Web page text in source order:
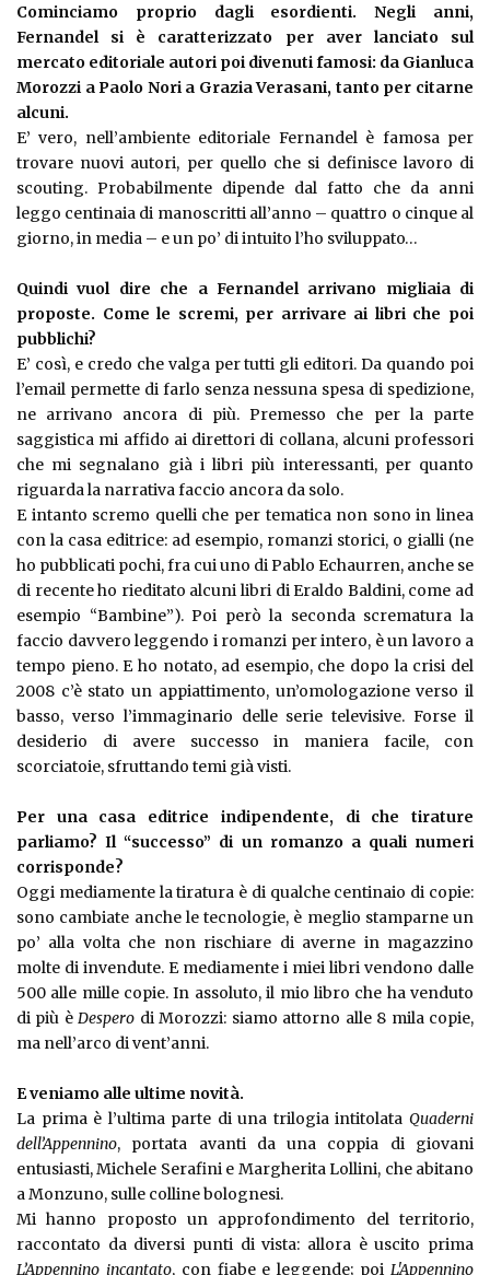
Cominciamo proprio dagli esordienti. Negli anni,
Fernandel si è caratterizzato per aver lanciato sul
mercato editoriale autori poi divenuti famosi: da Gianluca
Morozzi a Paolo Nori a Grazia Verasani, tanto per citarne
alcuni.
E’ vero, nell’ambiente editoriale Fernandel è famosa per
trovare nuovi autori, per quello che si definisce lavoro di
scouting. Probabilmente dipende dal fatto che da anni
leggo centinaia di manoscritti all’anno – quattro o cinque al
giorno, in media – e un po’ di intuito l’ho sviluppato…
Quindi vuol dire che a Fernandel arrivano migliaia di
proposte. Come le scremi, per arrivare ai libri che poi
pubblichi?
E’ così, e credo che valga per tutti gli editori. Da quando poi
l’email permette di farlo senza nessuna spesa di spedizione,
ne arrivano ancora di più. Premesso che per la parte
saggistica mi affido ai direttori di collana, alcuni professori
che mi segnalano già i libri più interessanti, per quanto
riguarda la narrativa faccio ancora da solo.
E intanto scremo quelli che per tematica non sono in linea
con la casa editrice: ad esempio, romanzi storici, o gialli (ne
ho pubblicati pochi, fra cui uno di Pablo Echaurren, anche se
di recente ho rieditato alcuni libri di Eraldo Baldini, come ad
esempio “Bambine”). Poi però la seconda scrematura la
faccio davvero leggendo i romanzi per intero, è un lavoro a
tempo pieno. E ho notato, ad esempio, che dopo la crisi del
2008 c’è stato un appiattimento, un’omologazione verso il
basso, verso l’immaginario delle serie televisive. Forse il
desiderio di avere successo in maniera facile, con
scorciatoie, sfruttando temi già visti.
Per una casa editrice indipendente, di che tirature
parliamo? Il “successo” di un romanzo a quali numeri
corrisponde?
Oggi mediamente la tiratura è di qualche centinaio di copie:
sono cambiate anche le tecnologie, è meglio stamparne un
po’ alla volta che non rischiare di averne in magazzino
molte di invendute. E mediamente i miei libri vendono dalle
500 alle mille copie. In assoluto, il mio libro che ha venduto
di più èDespero di Morozzi: siamo attorno alle 8 mila copie,
ma nell’arco di vent’anni.
E veniamo alle ultime novità.
La prima è l’ultima parte di una trilogia intitolata Quaderni
dell’Appennino, portata avanti da una coppia di giovani
entusiasti, Michele Serafini e Margherita Lollini, che abitano
a Monzuno, sulle colline bolognesi.
Mi hanno proposto un approfondimento del territorio,
raccontato da diversi punti di vista: allora è uscito prima
L’Appennino incantato, con fiabe e leggende; poiL'Appennino